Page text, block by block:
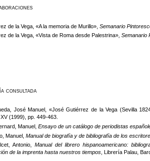
de la Vega, «A la memoria de Murillo»,Semanario
de la Vega, «Vista de Roma desde Palestrina»,Semanario
consultada
José Manuel, «José Gutiérrez de la Vega (Sevilla
, XV (1999), pp. 449-463.
Manuel,Ensayo de un catálogo de periodistas
Manuel,Manual de biografía y de bibliografía de los
Antonio, Manual del librero hispanoamericano:
de la imprenta hasta nuestros tiempos , Librería Palau,